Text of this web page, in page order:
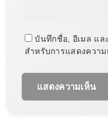
บันทึกชื่อ, อีเมล แล
สำหรับการแสดงความ